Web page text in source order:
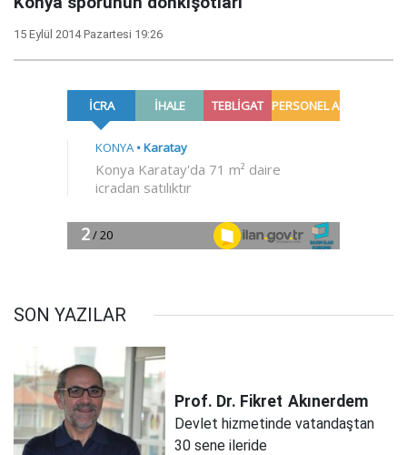
15 Eylül 2014 Pazartesi 19:26
SON YAZILAR
Prof. Dr. Fikret Akınerdem
Devlet hizmetinde vatandaştan
30 sene ileride